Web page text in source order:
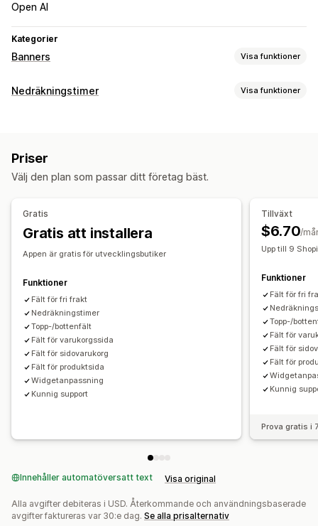
Open AI
Kategorier
Banners Visa funktioner
Bannertyp
Bannerposition
Länkar och knappar
Bakgrunder
Färg och teckensnitt
Målinriktning för beteende
Analyser och rapporter
Spårning av prestanda Analysverktyg i realtid
Nedräkningstimer Visa funktioner
Anpassad position
Varukorgssida Produktsidor
Priser
Välj den plan som passar ditt företag bäst.
Gratis
Gratis att installera
Appen är gratis för utvecklingsbutiker
Funktioner
Fält för fri frakt
Nedräkningstimer
Topp-/bottenfält
Fält för varukorgssida
Fält för sidovarukorg
Fält för produktsida
Widgetanpassning
Kunnig support
Tillväxt
$6.70/
Upp till 9
Funktioner
Fält för fri
Topp-/
Fält för
Fält för
Fält för
Kunnig
Prova gratis i
Innehåller automatöversatt text Visa original
Alla avgifter debiteras i USD. Återkommande och användningsbaserade
avgifter faktureras var 30:e dag. Se alla prisalternativ